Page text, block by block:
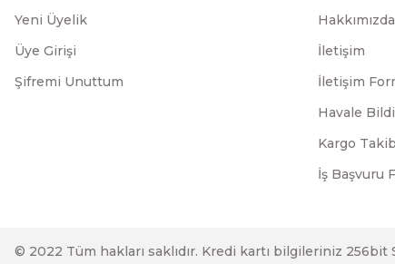
Yeni Üyelik
Üye Girişi
Şifremi Unuttum
Hakkımızda
İletişim
İletişim
Havale
Kargo
İş Başvuru
© 2022 Tüm hakları saklıdır. Kredi kartı bilgileriniz 256bit